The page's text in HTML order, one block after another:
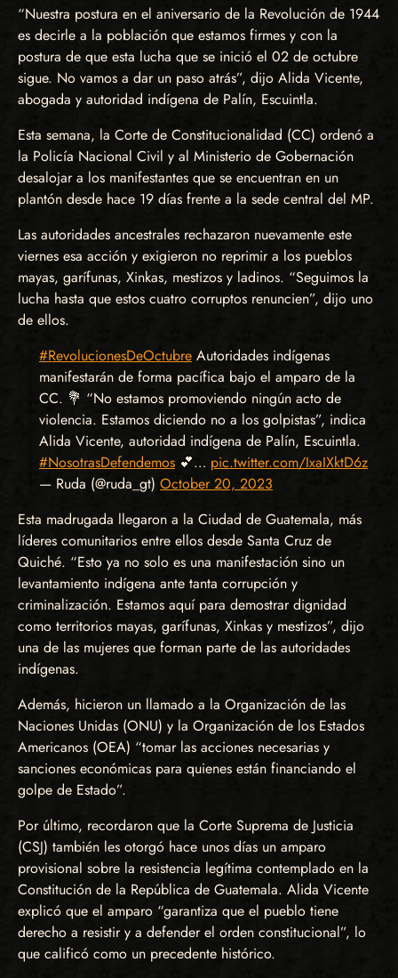
“Nuestra postura en el aniversario de la Revolución de 1944
es decirle a la población que estamos firmes y con la
postura de que esta lucha que se inició el 02 de octubre
sigue. No vamos a dar un paso atrás”, dijo Alida Vicente,
abogada y autoridad indígena de Palín, Escuintla.
Esta semana, la Corte de Constitucionalidad (CC) ordenó a
la Policía Nacional Civil y al Ministerio de Gobernación
desalojar a los manifestantes que se encuentran en un
plantón desde hace 19 días frente a la sede central del MP.
Las autoridades ancestrales rechazaron nuevamente este
viernes esa acción y exigieron no reprimir a los pueblos
mayas, garífunas, Xinkas, mestizos y ladinos. “Seguimos la
lucha hasta que estos cuatro corruptos renuncien”, dijo uno
de ellos.
#RevolucionesDeOctubre Autoridades indígenas
manifestarán de forma pacífica bajo el amparo de la
CC. 💐 “No estamos promoviendo ningún acto de
violencia. Estamos diciendo no a los golpistas”, indica
Alida Vicente, autoridad indígena de Palín, Escuintla.
#NosotrasDefendemos 💕… pic.twitter.com/IxaIXktD6z
— Ruda (@ruda_gt) October 20, 2023
Esta madrugada llegaron a la Ciudad de Guatemala, más
líderes comunitarios entre ellos desde Santa Cruz de
Quiché. “Esto ya no solo es una manifestación sino un
levantamiento indígena ante tanta corrupción y
criminalización. Estamos aquí para demostrar dignidad
como territorios mayas, garífunas, Xinkas y mestizos”, dijo
una de las mujeres que forman parte de las autoridades
indígenas.
Además, hicieron un llamado a la Organización de las
Naciones Unidas (ONU) y la Organización de los Estados
Americanos (OEA) “tomar las acciones necesarias y
sanciones económicas para quienes están financiando el
golpe de Estado”.
Por último, recordaron que la Corte Suprema de Justicia
(CSJ) también les otorgó hace unos días un amparo
provisional sobre la resistencia legítima contemplado en la
Constitución de la República de Guatemala. Alida Vicente
explicó que el amparo “garantiza que el pueblo tiene
derecho a resistir y a defender el orden constitucional”, lo
que calificó como un precedente histórico.